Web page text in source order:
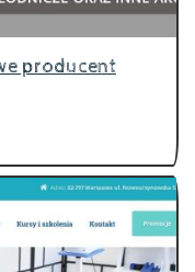
producent